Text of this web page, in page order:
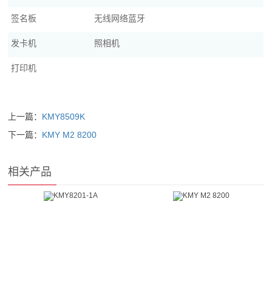
签名板 无线网络蓝牙
发卡机 照相机
打印机
上一篇： KMY8509K
下一篇： KMY M2 8200
相关产品